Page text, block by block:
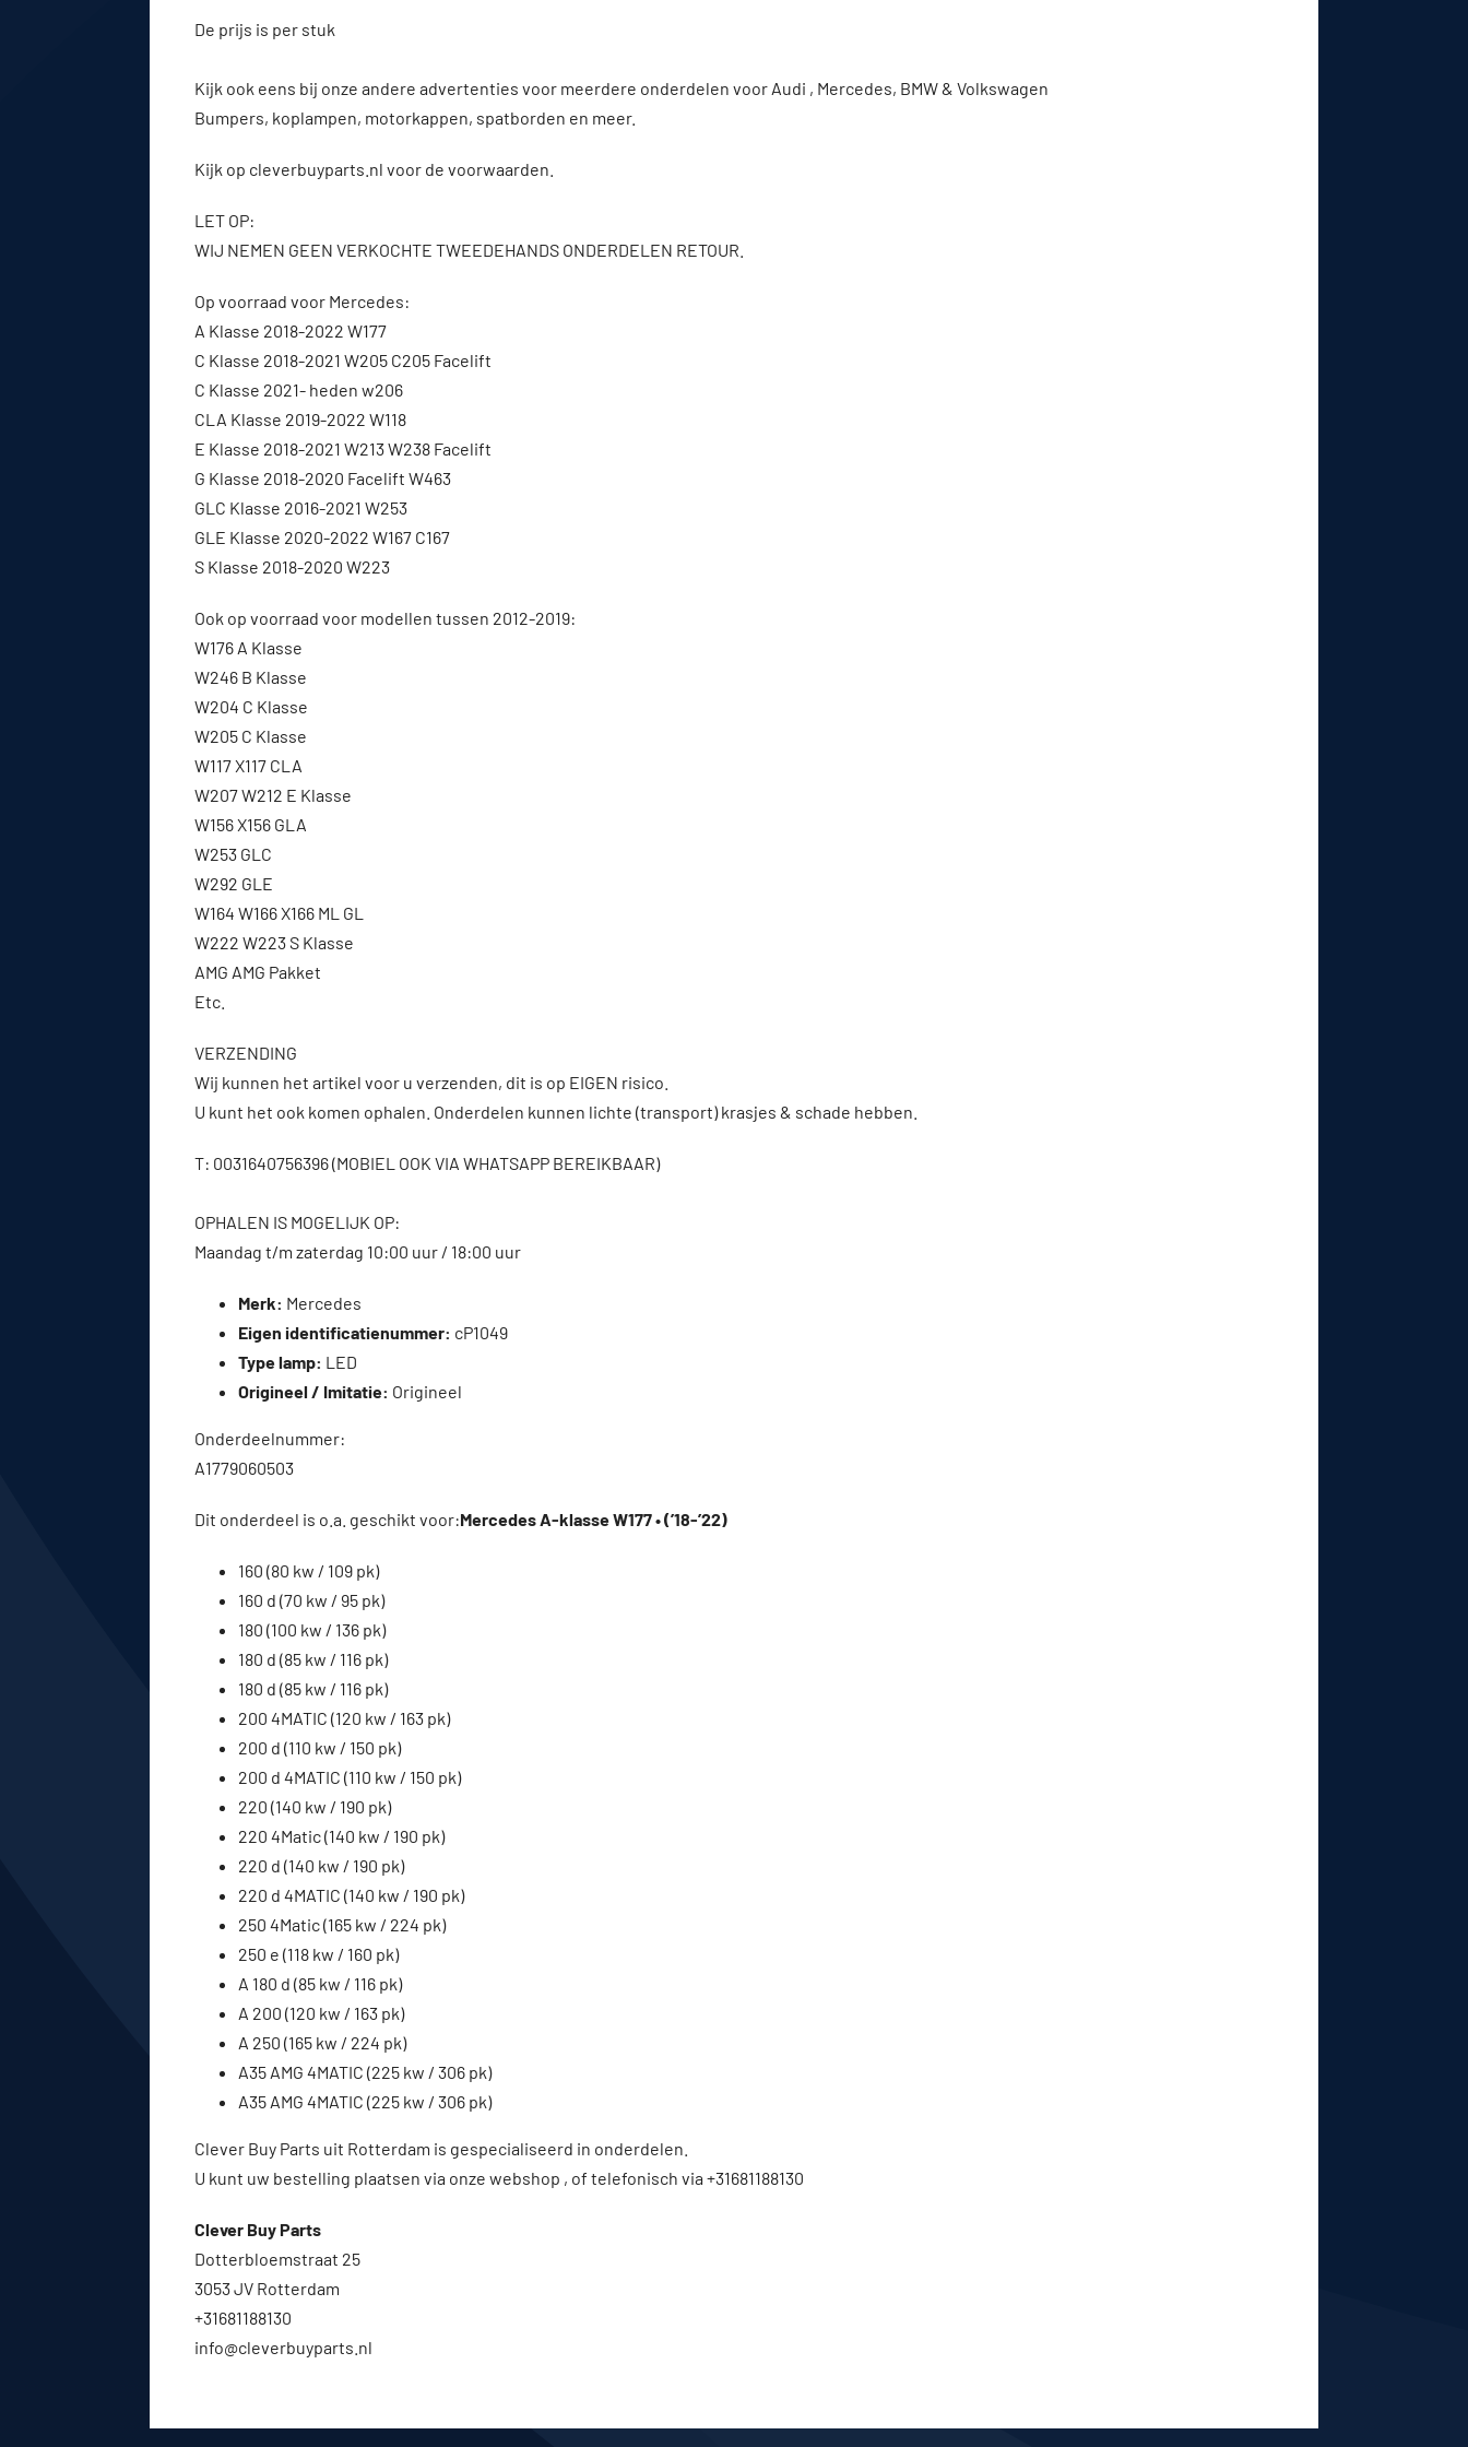
De prijs is per stuk
Kijk ook eens bij onze andere advertenties voor meerdere onderdelen voor Audi , Mercedes, BMW & Volkswagen
Bumpers, koplampen, motorkappen, spatborden en meer.
Kijk op cleverbuyparts.nl voor de voorwaarden.
LET OP:
WIJ NEMEN GEEN VERKOCHTE TWEEDEHANDS ONDERDELEN RETOUR.
Op voorraad voor Mercedes:
A Klasse 2018-2022 W177
C Klasse 2018-2021 W205 C205 Facelift
C Klasse 2021- heden w206
CLA Klasse 2019-2022 W118
E Klasse 2018-2021 W213 W238 Facelift
G Klasse 2018-2020 Facelift W463
GLC Klasse 2016-2021 W253
GLE Klasse 2020-2022 W167 C167
S Klasse 2018-2020 W223
Ook op voorraad voor modellen tussen 2012-2019:
W176 A Klasse
W246 B Klasse
W204 C Klasse
W205 C Klasse
W117 X117 CLA
W207 W212 E Klasse
W156 X156 GLA
W253 GLC
W292 GLE
W164 W166 X166 ML GL
W222 W223 S Klasse
AMG AMG Pakket
Etc.
VERZENDING
Wij kunnen het artikel voor u verzenden, dit is op EIGEN risico.
U kunt het ook komen ophalen. Onderdelen kunnen lichte (transport) krasjes & schade hebben.
T: 0031640756396 (MOBIEL OOK VIA WHATSAPP BEREIKBAAR)
OPHALEN IS MOGELIJK OP:
Maandag t/m zaterdag 10:00 uur / 18:00 uur
Merk: Mercedes
Eigen identificatienummer: cP1049
Type lamp: LED
Origineel / Imitatie: Origineel
Onderdeelnummer:
A1779060503
Dit onderdeel is o.a. geschikt voor:Mercedes A-klasse W177 • (’18-’22)
160 (80 kw / 109 pk)
160 d (70 kw / 95 pk)
180 (100 kw / 136 pk)
180 d (85 kw / 116 pk)
180 d (85 kw / 116 pk)
200 4MATIC (120 kw / 163 pk)
200 d (110 kw / 150 pk)
200 d 4MATIC (110 kw / 150 pk)
220 (140 kw / 190 pk)
220 4Matic (140 kw / 190 pk)
220 d (140 kw / 190 pk)
220 d 4MATIC (140 kw / 190 pk)
250 4Matic (165 kw / 224 pk)
250 e (118 kw / 160 pk)
A 180 d (85 kw / 116 pk)
A 200 (120 kw / 163 pk)
A 250 (165 kw / 224 pk)
A35 AMG 4MATIC (225 kw / 306 pk)
A35 AMG 4MATIC (225 kw / 306 pk)
Clever Buy Parts uit Rotterdam is gespecialiseerd in onderdelen.
U kunt uw bestelling plaatsen via onze webshop , of telefonisch via +31681188130
Clever Buy Parts
Dotterbloemstraat 25
3053 JV Rotterdam
+31681188130
info@cleverbuyparts.nl